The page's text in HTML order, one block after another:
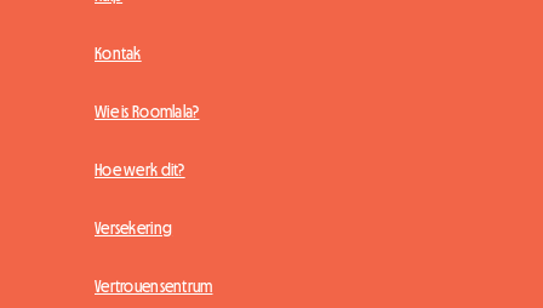
Kontak
Wie is Roomlala?
Hoe werk dit?
Versekering
Vertrouensentrum